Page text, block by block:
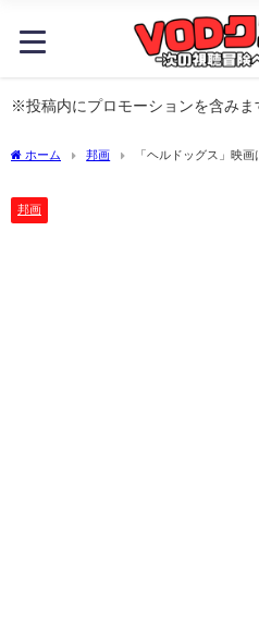
※投稿内にプロモーションを含みま
ホーム 邦画
「ヘルドッグス」映
邦画